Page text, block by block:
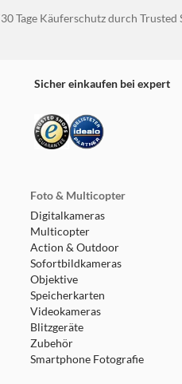
30 Tage Käuferschutz durch Trusted
Sicher einkaufen bei expert
Foto & Multicopter
Digitalkameras
Multicopter
Action & Outdoor
Sofortbildkameras
Objektive
Speicherkarten
Videokameras
Blitzgeräte
Zubehör
Smartphone Fotografie